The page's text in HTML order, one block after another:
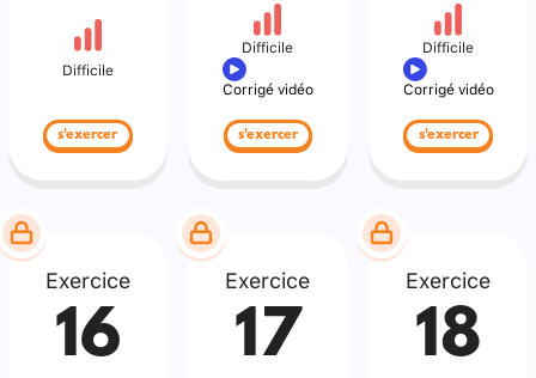
Difficile
s'exercer
Difficile
Corrigé vidéo
s'exercer
Difficile
Corrigé vidéo
s'exercer
Exercice
16
Exercice
17
Exercice
18